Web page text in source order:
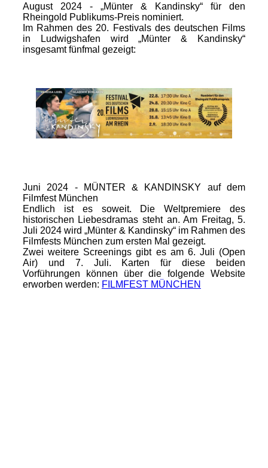
August 2024 - „Münter & Kandinsky“ für den
Rheingold Publikums-Preis nominiert.
Im Rahmen des 20. Festivals des deutschen Films
in Ludwigshafen wird „Münter & Kandinsky“
insgesamt fünfmal gezeigt:
Juni 2024 - MÜNTER & KANDINSKY auf dem
Filmfest München
Endlich ist es soweit. Die Weltpremiere des
historischen Liebesdramas steht an. Am Freitag, 5.
Juli 2024 wird „Münter & Kandinsky“ im Rahmen des
Filmfests München zum ersten Mal gezeigt.
Zwei weitere Screenings gibt es am 6. Juli (Open
Air) und 7. Juli. Karten für diese beiden
Vorführungen können über die folgende Website
erworben werden: FILMFEST MÜNCHEN